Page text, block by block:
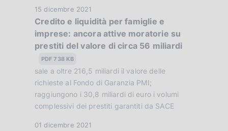
:
:
a
z
i
n
e
D
a
t
a
u
b
b
l
15 dicembre 2021
Credito e liquidità per famiglie e
imprese: ancora attive moratorie su
prestiti del valore di circa 56 miliardi
PDF 738 KB
sale a oltre 216,5 miliardi il valore delle
richieste al Fondo di Garanzia PMI;
raggiungono i 30,8 miliardi di euro i volumi
complessivi dei prestiti garantiti da SACE
D
01 dicembre 2021